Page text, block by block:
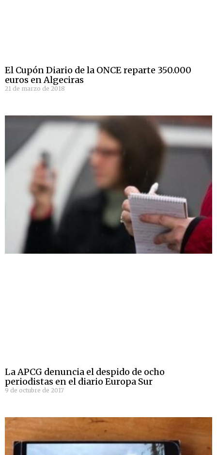
El Cupón Diario de la ONCE reparte 350.000
euros en Algeciras
21 de marzo de 2018
La APCG denuncia el despido de ocho
periodistas en el diario Europa Sur
9 de octubre de 2017